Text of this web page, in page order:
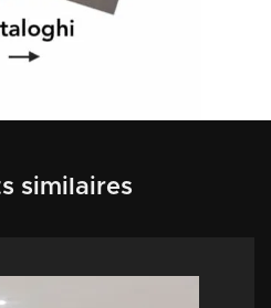
similaires